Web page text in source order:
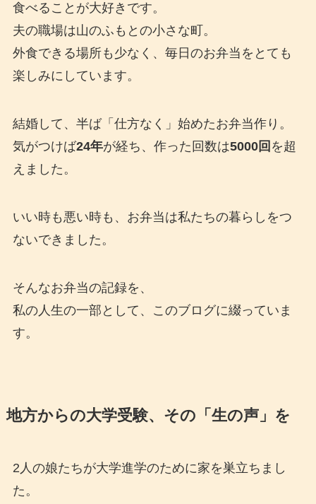
食べることが大好きです。
夫の職場は山のふもとの小さな町。
外食できる場所も少なく、毎日のお弁当をとても
楽しみにしています。
結婚して、半ば「仕方なく」始めたお弁当作り。
気がつけば24年が経ち、作った回数は5000回 を超
えました。
いい時も悪い時も、お弁当は私たちの暮らしをつ
ないできました。
そんなお弁当の記録を、
私の人生の一部として、このブログに綴っていま
す。
地方からの大学受験、その「生の声」を
2人の娘たちが大学進学のために家を巣立ちまし
た。